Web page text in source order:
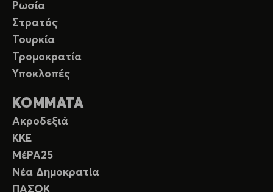
Ρωσία
Στρατός
Τουρκία
Τρομοκρατία
Υποκλοπές
ΚΟΜΜΑΤΑ
Ακροδεξιά
ΚΚΕ
ΜέΡΑ25
Νέα Δημοκρατία
ΠΑΣΟΚ